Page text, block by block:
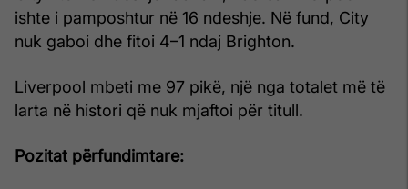
ishte i pamposhtur në 16 ndeshje. Në fund, City
nuk gaboi dhe fitoi 4–1 ndaj Brighton.
Liverpool mbeti me 97 pikë, një nga totalet më të
larta në histori që nuk mjaftoi për titull.
Pozitat përfundimtare: